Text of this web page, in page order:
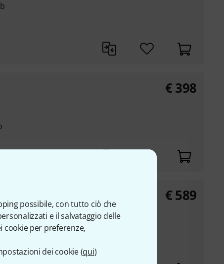
possibile, con tutto ciò che
e il salvataggio delle
cookie per preferenze,
dei cookie (qui)
€398
con legni
€589